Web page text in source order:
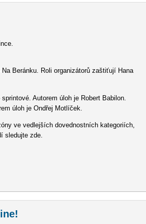
Beránku. Roli organizátorů zaštiťují Hana
Autorem úloh je Robert Babilon.
úloh je Ondřej Motlíček.
ve vedlejších dovednostních kategoriích,
sledujte zde.